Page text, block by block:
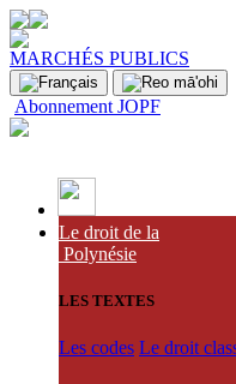
MARCHÉS PUBLICS
Abonnement JOPF
Le droit de la
Polynésie
LES TEXTES
Les codes Le droit